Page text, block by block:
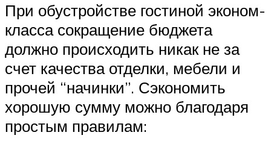
При обустройстве гостиной эконом-
класса сокращение бюджета
должно происходить никак не за
счет качества отделки, мебели и
прочей “начинки”. Сэкономить
хорошую сумму можно благодаря
простым правилам: